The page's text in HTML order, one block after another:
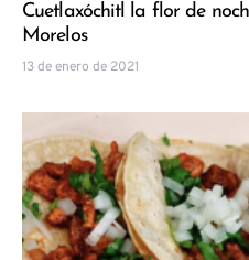
Cuetlaxóchitl la flor de
Morelos
13 de enero de 2021